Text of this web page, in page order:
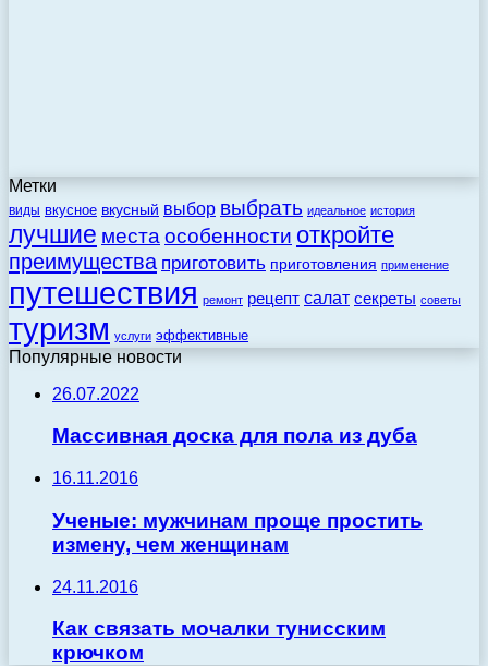
Метки
виды вкусное вкусный выбор выбрать идеальное история
лучшие места особенности откройте
преимущества приготовить приготовления применение
путешествия ремонт рецепт салат секреты советы
туризм услуги эффективные
Популярные новости
26.07.2022
Массивная доска для пола из дуба
16.11.2016
Ученые: мужчинам проще простить
измену, чем женщинам
24.11.2016
Как связать мочалки тунисским
крючком